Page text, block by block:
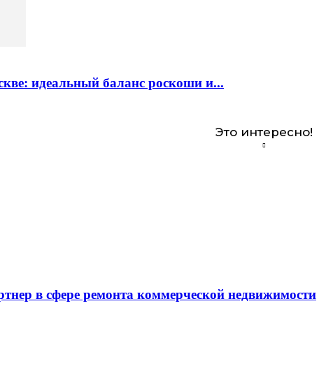
идеальный баланс роскоши и...
Это интересно!
в сфере ремонта коммерческой недвижимости